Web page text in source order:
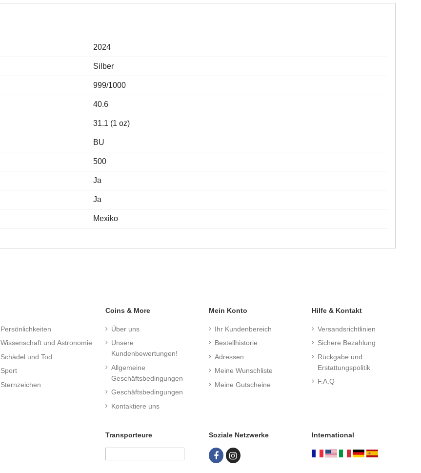
2024
Silber
999/1000
40.6
31.1 (1 oz)
BU
500
Ja
Ja
Mexiko
Persönlichkeiten
Wissenschaft und Astronomie
Schädel und Tod
Sport
Sternzeichen
Coins & More
Über uns
Unsere
Kundenbewertungen!
Allgemeine
Geschäftsbedingungen
Geschäftsbedingungen
Kontaktiere uns
Mein Konto
Ihr Kundenbereich
Bestellhistorie
Adressen
Meine Wunschliste
Meine Gutscheine
Hilfe & Kontakt
Versandsrichtlinien
Sichere Bezahlung
Rückgabe und
Erstattungspolitik
F.A.Q
Transporteure Soziale Netzwerke International